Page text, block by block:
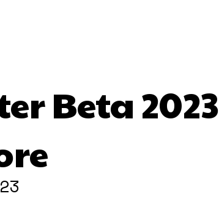
Beta 2023